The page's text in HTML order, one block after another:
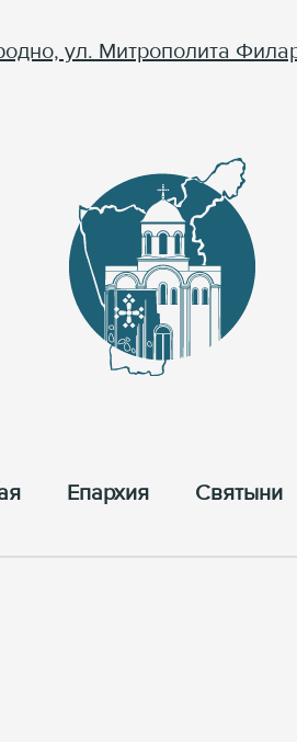
ул. Митрополита
Епархия Cвятыни